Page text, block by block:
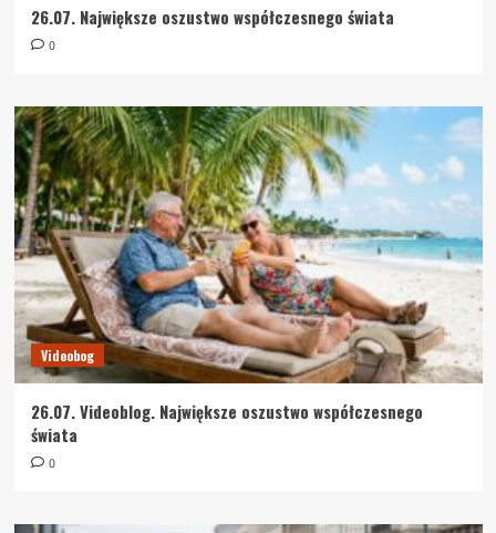
26.07. Największe oszustwo współczesnego świata
0
Videobog
26.07. Videoblog. Największe oszustwo współczesnego
świata
0